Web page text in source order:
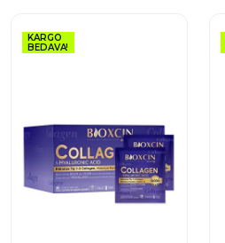
KARGO
BEDAVA!